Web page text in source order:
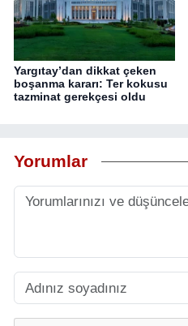
Yargıtay’dan dikkat çeken
boşanma kararı: Ter kokusu
tazminat gerekçesi oldu
Yorumlar